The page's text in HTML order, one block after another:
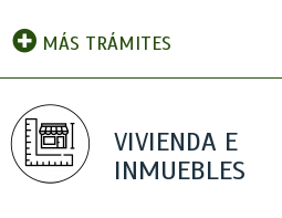
MÁS TRÁMITES
VIVIENDA E
INMUEBLES